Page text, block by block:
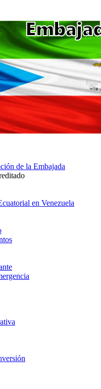
de la Embajada
en Venezuela